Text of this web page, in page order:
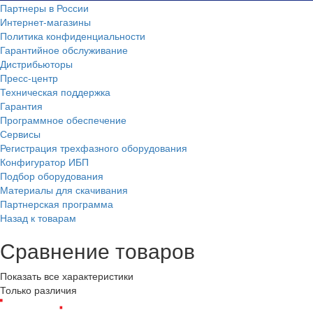
Партнеры в России
Интернет-магазины
Политика конфиденциальности
Гарантийное обслуживание
Дистрибьюторы
Пресс-центр
Техническая поддержка
Гарантия
Программное обеспечение
Сервисы
Регистрация трехфазного оборудования
Конфигуратор ИБП
Подбор оборудования
Материалы для скачивания
Партнерская программа
Назад к товарам
Сравнение товаров
Показать все характеристики
Только различия